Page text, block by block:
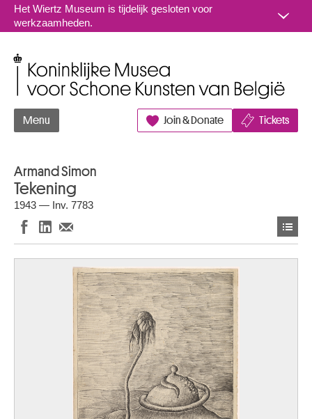
Naar inhoud
Het Wiertz Museum is tijdelijk gesloten voor
werkzaamheden.
Menu Join & Donate Tickets
Armand Simon
Tekening
1943 — Inv. 7783